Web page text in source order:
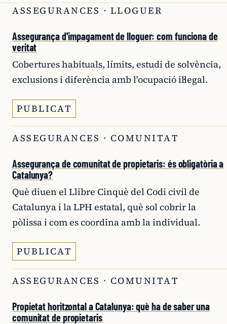
ASSEGURANCES · LLOGUER
Assegurança d'impagament de lloguer: com funciona de
veritat
Cobertures habituals, límits, estudi de solvència,
exclusions i diferència amb l'ocupació il·legal.
PUBLICAT
ASSEGURANCES · COMUNITAT
Assegurança de comunitat de propietaris: és obligatòria a
Catalunya?
Què diuen el Llibre Cinquè del Codi civil de
Catalunya i la LPH estatal, què sol cobrir la
pòlissa i com es coordina amb la individual.
PUBLICAT
ASSEGURANCES · COMUNITAT
Propietat horitzontal a Catalunya: què ha de saber una
comunitat de propietaris